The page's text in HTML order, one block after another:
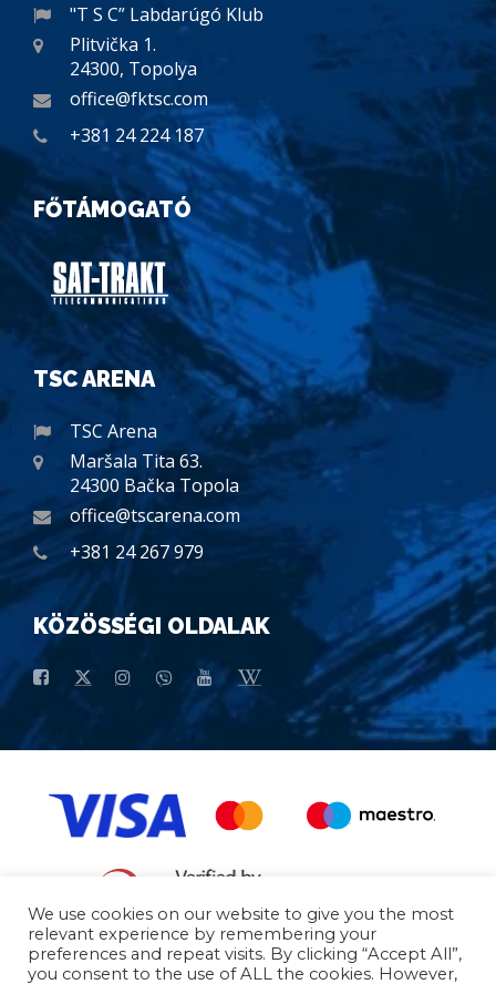
"T S C” Labdarúgó Klub
Plitvička 1.
24300, Topolya
office@fktsc.com
+381 24 224 187
FŐTÁMOGATÓ
TSC ARENA
TSC Arena
Maršala Tita 63.
24300 Bačka Topola
office@tscarena.com
+381 24 267 979
KÖZÖSSÉGI OLDALAK
Általános Vásárlási Feltételek Általános Adatok
We use cookies on our website to give you the most
relevant experience by remembering your
preferences and repeat visits. By clicking “Accept All”,
you consent to the use of ALL the cookies. However,